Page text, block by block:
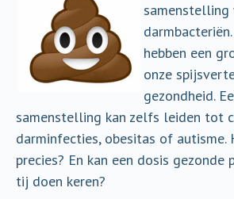
samenstelling
hebben een
onze
gezondheid.
samenstelling kan zelfs leiden tot
darminfecties, obesitas of autisme.
precies? En kan een dosis gezonde
tij doen keren?